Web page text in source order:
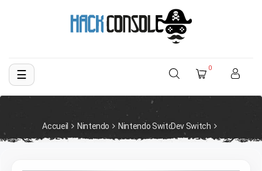
Basculer
☰ 0
Accueil Nintendo Nintendo SwitchDev Switch